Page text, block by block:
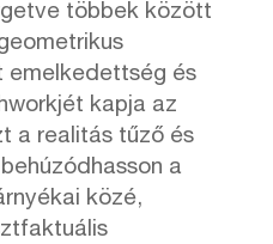
többek között
emelkedettség és
kapja az
a realitás tűző és
a
közé,